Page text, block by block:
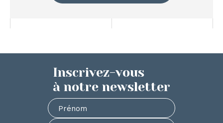
Inscrivez-vous
à notre newsletter